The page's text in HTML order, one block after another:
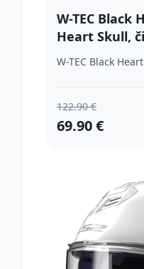
W-TEC Black
Heart Skull,
56)
W-TEC Black Heart
122.90 €
69.90 €